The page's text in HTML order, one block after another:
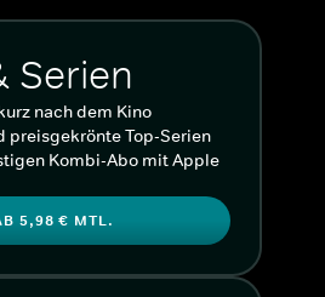
Serien
nach dem Kino
preisgekrönte Top-Serien
Kombi-Abo mit Apple
5,98 € MTL.